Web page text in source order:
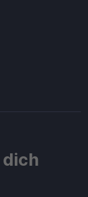
dich